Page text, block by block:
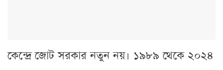
কেন্দ্রে জোট সরকার নতুন নয়। ১৯৮৯ থেকে ২০২৪